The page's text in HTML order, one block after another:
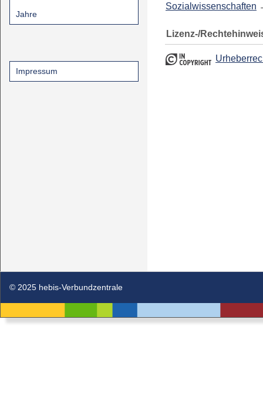
Jahre
Impressum
Sozialwissenschaften
Lizenz-/
© 2025 hebis-Verbundzentrale